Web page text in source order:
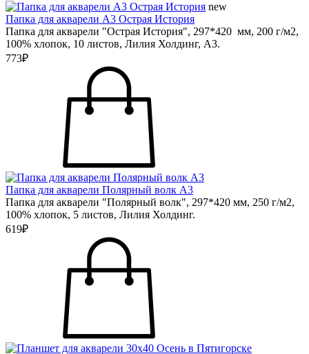
new
Папка для акварели А3 Острая История
Папка для акварели "Острая История", 297*420 мм, 200 г/м2,
100% хлопок, 10 листов, Лилия Холдинг, А3.
773₽
Папка для акварели Полярный волк А3
Папка для акварели "Полярный волк", 297*420 мм, 250 г/м2,
100% хлопок, 5 листов, Лилия Холдинг.
619₽